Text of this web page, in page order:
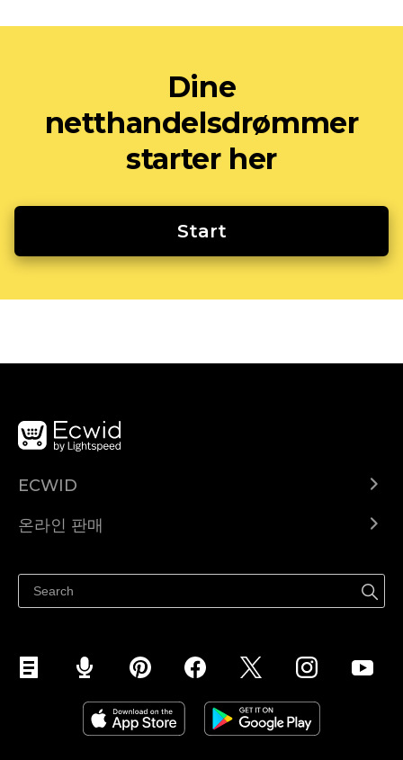
Dine
netthandelsdrømmer
starter her
Start
ECWID
도움말 센터
온라인 판매
페이스북에서 판매하기
인스타그램에서 판매하기